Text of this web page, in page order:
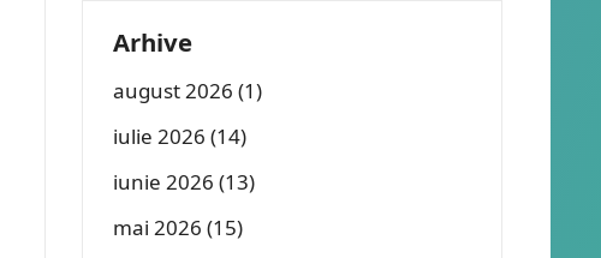
Arhive
august 2026 (1)
iulie 2026 (14)
iunie 2026 (13)
mai 2026 (15)